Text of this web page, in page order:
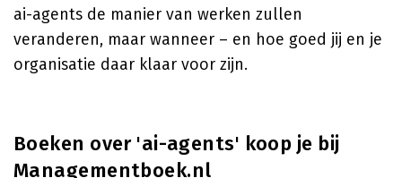
ai-agents de manier van werken zullen
veranderen, maar wanneer – en hoe goed jij en je
organisatie daar klaar voor zijn.
Boeken over 'ai-agents' koop je bij
Managementboek.nl